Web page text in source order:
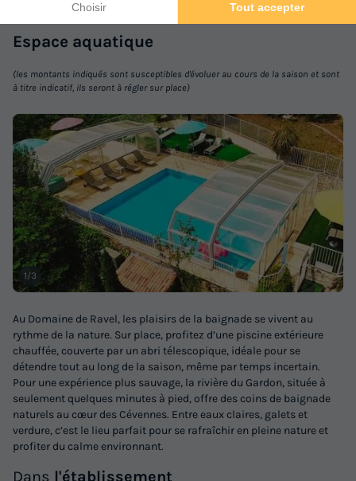
GÎTE 6 personnes - Gîte 2 chambre
Astronomie
Annulation gratuite
42m²
Adultes
6 2 1
Voir le plan 2D Réfrigérateur Salon de jardin
Micro-ondes Télévision
GÎTE 6 personnes - Gîte 2 chambre Astronomie
du25/10/2026au01/11/2026
Meilleur prix pour 7 nuits
Modifier les dates
576 €
Voir les logements
Espace aquatique
(les montants indiqués sont susceptibles d'évoluer au cours de la saison et sont
à titre indicatif, ils seront à régler sur place)
1/3
Au Domaine de Ravel, les plaisirs de la baignade se vivent au
rythme de la nature. Sur place, profitez d’une piscine extérieure
chauffée, couverte par un abri télescopique, idéale pour se
détendre tout au long de la saison, même par temps incertain.
Pour une expérience plus sauvage, la rivière du Gardon, située à
seulement quelques minutes à pied, offre des coins de baignade
naturels au cœur des Cévennes. Entre eaux claires, galets et
verdure, c’est le lieu parfait pour se rafraîchir en pleine nature et
profiter du calme environnant.
Dans l'établissement